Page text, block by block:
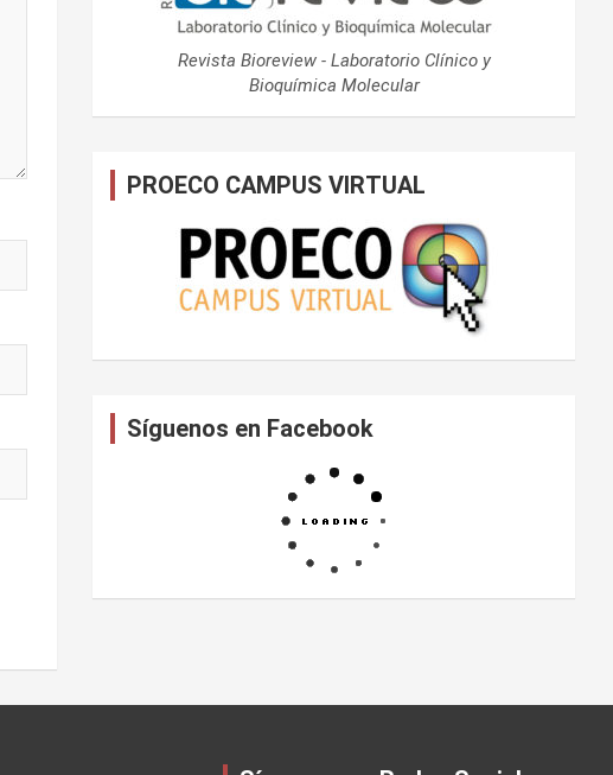
Revista Bioreview - Laboratorio Clínico y
Bioquímica Molecular
PROECO CAMPUS VIRTUAL
Síguenos en Facebook